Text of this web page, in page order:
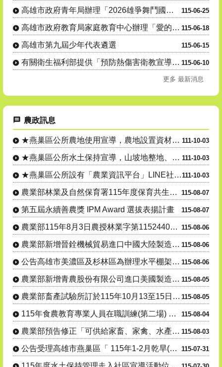
115-06-25
高雄市政府青年局辦理「2026雄爭舞鬥國際街舞大賽」，歡迎學生及民眾踴躍參與。
115-06-18
高雄市政府教育局家庭教育中心辦理「愛的界線新視界：跟上法律的新世代正向親職講座」親職教育系列講座活動....
115-06-15
高雄市第九屆少年代表遴選
115-06-10
有關衛生福利部提供「預防熱傷害衛教宣導素材」多元媒體資源，提醒轄內弱勢民眾、社區長者等在高溫來襲時，....
更多 最新消息
農政訊息
111-10-03
★燕巢區公所農地使用宣導，農地設置資材室等各種農業設施應先....
111-10-03
★燕巢區公所水土保持宣導，山坡地整地、開挖應先申請，以免違規....
111-10-03
★燕巢區公所設有「農業資訊平台」LINE社群，隨時傳達各項農....
115-08-07
農業部林業及自然保育署115年度保育共生地認證
115-08-07
第五屆永續善農獎 IPM Award 選拔表揚計畫
115-08-06
農業部115年8月3日農授林業字第1152440559號公告....
115-08-06
農業部新增晉銓機械貿易進口中國大陸製造雷沃谷神 牌5125 ....
115-08-06
公告高雄市美濃區及杉林區為辦理水平棚架網室塑膠布(網)115....
115-08-05
農業部新增青農股份有限公司進口美國製造強鹿牌 7R250型曳....
115-08-05
農業部畜產試驗所訂於115年10月13至15日辦理「羊 隻管....
115-08-04
115年食農教育專業人員在職訓練(第二場) 「從產地到生活：....
115-08-03
農業部預告修正「可供給家畜、家禽、水產動物之飼 料」、「飼料....
115-07-31
公告受理高雄市燕巢區「 115年1-2月乾旱(遲發性)」 蜂....